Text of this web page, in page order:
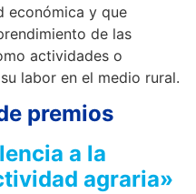
económica y que
de las
actividades o
labor en el medio rural.
premios
a la
agraria»